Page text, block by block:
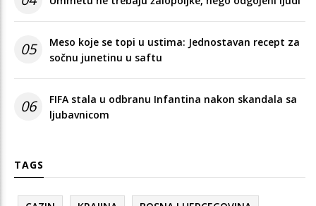
05
Meso koje se topi u ustima: Jednostavan recept za
sočnu junetinu u saftu
06
FIFA stala u odbranu Infantina nakon skandala sa
ljubavnicom
TAGS